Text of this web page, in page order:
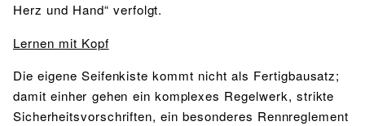
Herz und Hand“ verfolgt.
Lernen mit Kopf
Die eigene Seifenkiste kommt nicht als Fertigbausatz;
damit einher gehen ein komplexes Regelwerk, strikte
Sicherheitsvorschriften, ein besonderes Rennreglement